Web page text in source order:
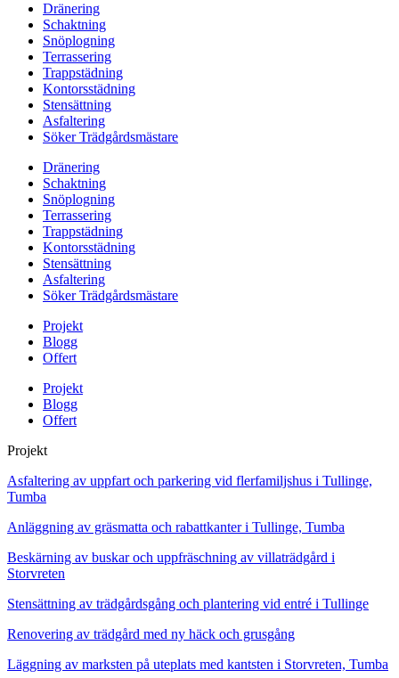
Dränering
Schaktning
Snöplogning
Terrassering
Trappstädning
Kontorsstädning
Stensättning
Asfaltering
Söker Trädgårdsmästare
Dränering
Schaktning
Snöplogning
Terrassering
Trappstädning
Kontorsstädning
Stensättning
Asfaltering
Söker Trädgårdsmästare
Projekt
Blogg
Offert
Projekt
Blogg
Offert
Projekt
Asfaltering av uppfart och parkering vid flerfamiljshus i Tullinge,
Tumba
Anläggning av gräsmatta och rabattkanter i Tullinge, Tumba
Beskärning av buskar och uppfräschning av villaträdgård i
Storvreten
Stensättning av trädgårdsgång och plantering vid entré i Tullinge
Renovering av trädgård med ny häck och grusgång
Läggning av marksten på uteplats med kantsten i Storvreten, Tumba